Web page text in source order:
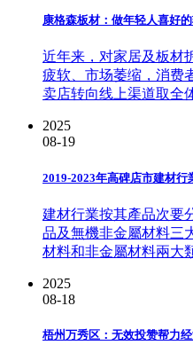
康格森板材：做年轻人喜好
近年来，对家居及板材
疲软、市场萎缩，消费
卖店转向线上渠道取全
2025
08-19
2019-2023年高碑店市建材
建材行業按其產品次要
品及無機非金屬材料三
材料和非金屬材料兩大
2025
08-18
梧州万秀区：无效投赞帮力